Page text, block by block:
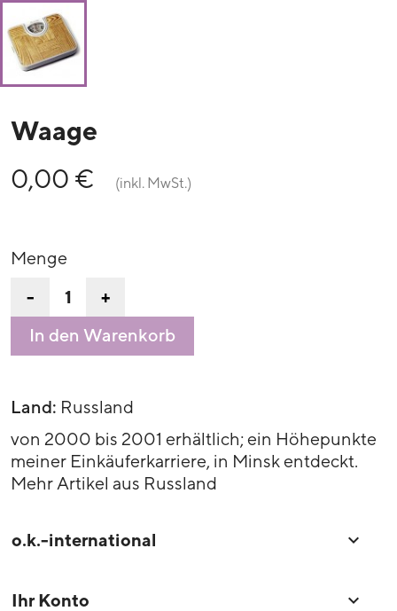
Waage
0,00 €
(inkl. MwSt.)
Menge
- +
In den Warenkorb
Land: Russland
von 2000 bis 2001 erhältlich; ein Höhepunkte
meiner Einkäuferkarriere, in Minsk entdeckt.
Mehr Artikel aus Russland
o.k.-international 
Ihr Konto 